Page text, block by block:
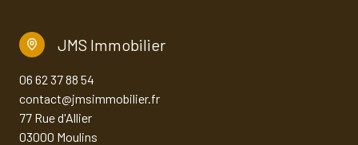
JMS Immobilier
06 62 37 88 54
contact@jmsimmobilier.fr
77 Rue d'Allier
03000 Moulins